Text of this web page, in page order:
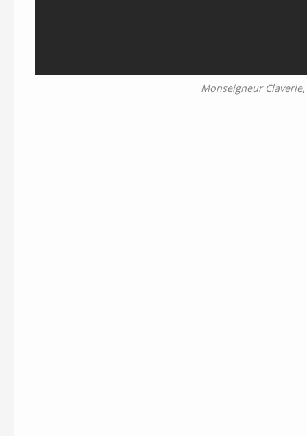
Monseigneur